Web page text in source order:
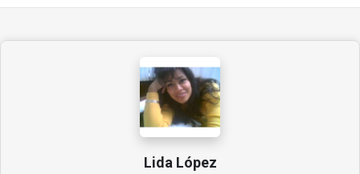
Lida López